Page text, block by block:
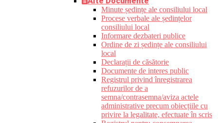
Minute ședințe ale consiliului local
Procese verbale ale ședințelor
consiliului local
Informare dezbateri publice
Ordine de zi ședințe ale consiliului
local
Declarații de căsătorie
Documente de interes public
Registrul privind înregistrarea
refuzurilor de a
semna/contrasemna/aviza actele
administrative precum obiecțiile cu
privire la legalitate, efectuate în scris